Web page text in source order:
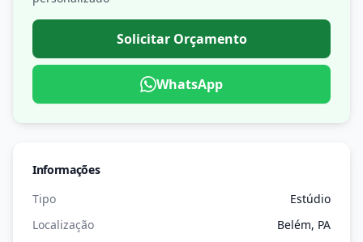
Solicitar Orçamento
WhatsApp
Informações
Tipo
Estúdio
Localização
Belém, PA